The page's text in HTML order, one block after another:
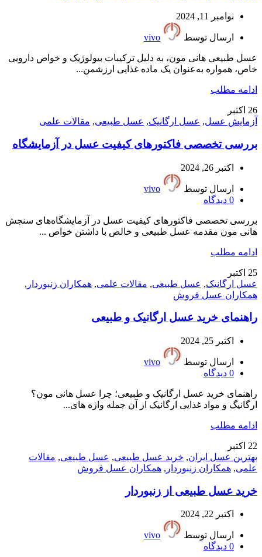
نوامبر 11, 2024
ارسال توسط vivo
عسل طبیعی هانی مون، به دلیل ترکیبات بیولوژیک و خواص دارویی
خاص، همواره به‌عنوان یک ماده غذایی ارزشمن...
ادامه مطلب
26 اکتبر
آزمایش عسل, عسل ارگانیک, عسل طبیعی, مقالات علمی
بررسی تخصصی فاکتورهای کیفیت عسل در آزمایشگاه‌
اکتبر 26, 2024
ارسال توسط
vivo
0 دیدگاه
بررسی تخصصی فاکتورهای کیفیت عسل در آزمایشگاه‌های سنجش
هانی مون مقدمه عسل طبیعی و خالص با داشتن خواص ...
ادامه مطلب
25 اکتبر
عسل ارگانیک, عسل طبیعی, مقالات علمی, همکاران زنبوردار ,
همکاران عسل فروش
راهنمای خرید عسل ارگانیک و طبیعی
اکتبر 25, 2024
ارسال توسط
vivo
0 دیدگاه
راهنمای خرید عسل ارگانیک و طبیعی؛ چرا عسل هانی مون؟
ارگانیگ و مواد غذایی ارگانیک از آن جمله واژه های...
ادامه مطلب
22 اکتبر
بهترین عسل ایران, خرید عسل طبیعی, عسل طبیعی, مقالات
علمی, همکاران زنبوردار , همکاران عسل فروش
خرید عسل طبیعی از زنبوردار
اکتبر 22, 2024
ارسال توسط
vivo
0 دیدگاه